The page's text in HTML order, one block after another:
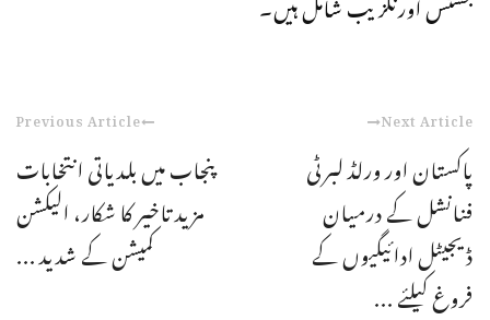
Previous Article
پنجاب میں بلدیاتی انتخابات
مزید تاخیر کا شکار، الیکشن
کمیشن کے شدید ...
Next Article
پاکستان اور ورلڈ لبرٹی
فنانشل کے درمیان
ڈیجیٹل ادائیگیوں کے
فروغ کیلئے ...